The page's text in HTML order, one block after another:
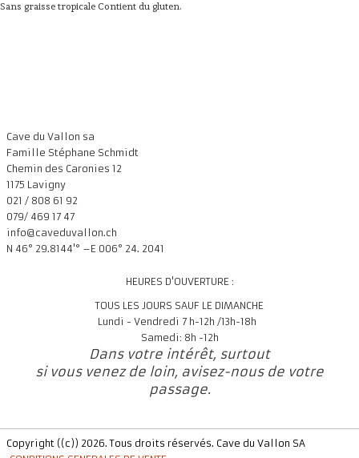
Sans graisse tropicale Contient du gluten.
Cave du Vallon sa
Famille Stéphane Schmidt
Chemin des Caronies 12
1175 Lavigny
021 / 808 61 92
079/ 469 17 47
info@caveduvallon.ch
N 46° 29.8144'° –E 006° 24. 2041
HEURES D'OUVERTURE :
TOUS LES JOURS SAUF LE DIMANCHE
Lundi - Vendredi 7 h-12h /13h-18h
Samedi: 8h -12h
Dans votre intérêt, surtout
si vous venez de loin, avisez-nous de votre
passage.
Copyright ((c)) 2026. Tous droits réservés. Cave du Vallon SA